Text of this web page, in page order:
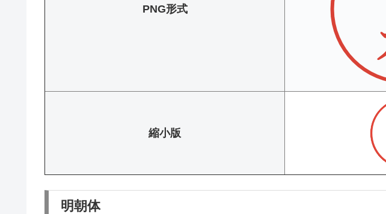
PNG形式
縮小版
明朝体